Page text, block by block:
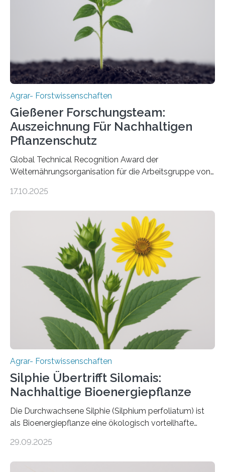
Agrar- Forstwissenschaften
Gießener Forschungsteam:
Auszeichnung Für Nachhaltigen
Pflanzenschutz
Global Technical Recognition Award der
Welternährungsorganisation für die Arbeitsgruppe von
Insektenbiotechnologie der JLU Insekten spielen eine
aber Krankheiten übertragen und der Landwirtschaft
und dem Gartenbau erhebliche Schäden zufügen. Es ist
daher entscheidend, Schadinsekten effektiv zu
bekämpfen, während gleichzeitig nützliche Insekten
erhalten bleiben. An der Justus-Liebig-Universität
Gießen (JLU) erforscht die Arbeitsgruppe von Prof. Dr.
Marc F. Schetelig am Institut für
Insektenbiotechnologie neue biologische und
biotechnologische Verfahren zur…
17.10.2025
Agrar- Forstwissenschaften
Silphie Übertrifft Silomais:
Nachhaltige Bioenergiepflanze
Die Durchwachsene Silphie (Silphium perfoliatum) ist
als Bioenergiepflanze eine ökologisch vorteilhafte
mehrjährigen Vergleichsstudie von Forschenden der
29.09.2025